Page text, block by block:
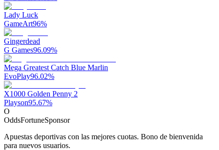
Lady Luck
GameArt96%
Gingerdead
G Games96.09%
Mega Greatest Catch Blue Marlin
EvoPlay96.02%
X1000 Golden Penny 2
Playson95.67%
O
OddsFortuneSponsor
Apuestas deportivas con las mejores cuotas. Bono de bienvenida
para nuevos usuarios.